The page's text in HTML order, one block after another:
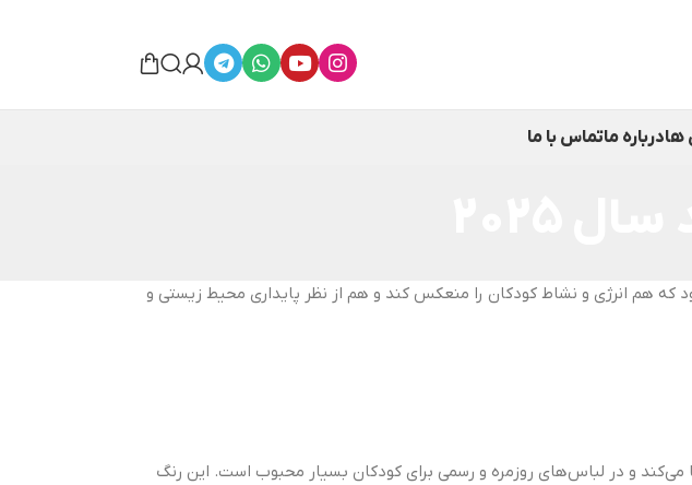
هادرباره ماتماس با ما
به سمت رنگ‌هایی پیش می‌رود که هم انرژی و نشاط کودکان را منعکس کند و هم از نظر پایداری محیط‌ زیستی و
و در لباس‌های روزمره و رسمی برای کودکان بسیار محبوب است. این رنگ